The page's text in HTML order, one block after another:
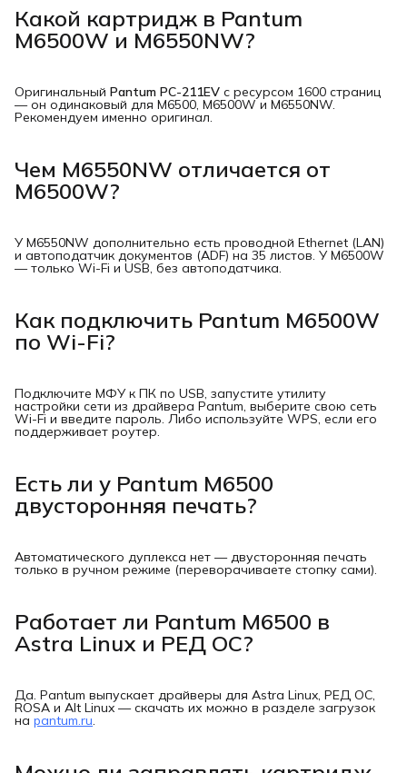
Какой картридж в Pantum
M6500W и M6550NW?
Оригинальный Pantum PC-211EV с ресурсом 1600 страниц
— он одинаковый для M6500, M6500W и M6550NW.
Рекомендуем именно оригинал.
Чем M6550NW отличается от
M6500W?
У M6550NW дополнительно есть проводной Ethernet (LAN)
и автоподатчик документов (ADF) на 35 листов. У M6500W
— только Wi-Fi и USB, без автоподатчика.
Как подключить Pantum M6500W
по Wi-Fi?
Подключите МФУ к ПК по USB, запустите утилиту
настройки сети из драйвера Pantum, выберите свою сеть
Wi-Fi и введите пароль. Либо используйте WPS, если его
поддерживает роутер.
Есть ли у Pantum M6500
двусторонняя печать?
Автоматического дуплекса нет — двусторонняя печать
только в ручном режиме (переворачиваете стопку сами).
Работает ли Pantum M6500 в
Astra Linux и РЕД ОС?
Да. Pantum выпускает драйверы для Astra Linux, РЕД ОС,
ROSA и Alt Linux — скачать их можно в разделе загрузок
на pantum.ru.